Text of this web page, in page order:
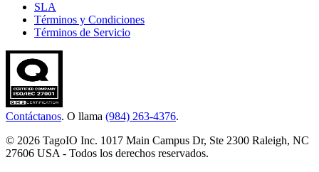
SLA
Términos y Condiciones
Términos de Servicio
Contáctanos. O llama (984) 263-4376.
© 2026 TagoIO Inc. 1017 Main Campus Dr, Ste 2300 Raleigh, NC
27606 USA - Todos los derechos reservados.